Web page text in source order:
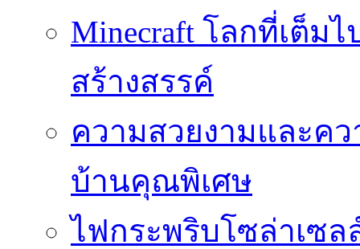
Minecraft โลกที่เต็ม
สร้างสรรค์
ความสวยงามและค
บ้านคุณพิเศษ
ไฟกระพริบโซล่าเซ